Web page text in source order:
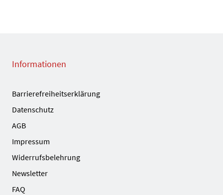
Informationen
Barrierefreiheitserklärung
Datenschutz
AGB
Impressum
Widerrufsbelehrung
Newsletter
FAQ